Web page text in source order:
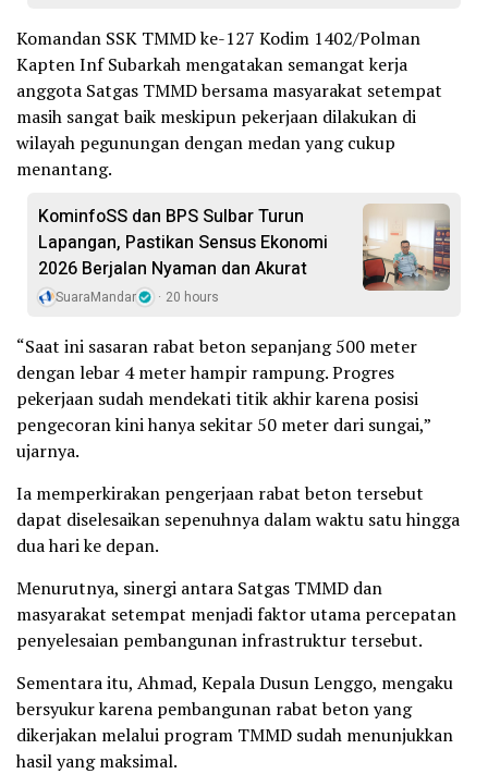
Komandan SSK TMMD ke-127 Kodim 1402/Polman
Kapten Inf Subarkah mengatakan semangat kerja
anggota Satgas TMMD bersama masyarakat setempat
masih sangat baik meskipun pekerjaan dilakukan di
wilayah pegunungan dengan medan yang cukup
menantang.
KominfoSS dan BPS Sulbar Turun
Lapangan, Pastikan Sensus Ekonomi
2026 Berjalan Nyaman dan Akurat
SuaraMandar 20 hours
“Saat ini sasaran rabat beton sepanjang 500 meter
dengan lebar 4 meter hampir rampung. Progres
pekerjaan sudah mendekati titik akhir karena posisi
pengecoran kini hanya sekitar 50 meter dari sungai,”
ujarnya.
Ia memperkirakan pengerjaan rabat beton tersebut
dapat diselesaikan sepenuhnya dalam waktu satu hingga
dua hari ke depan.
Menurutnya, sinergi antara Satgas TMMD dan
masyarakat setempat menjadi faktor utama percepatan
penyelesaian pembangunan infrastruktur tersebut.
Sementara itu, Ahmad, Kepala Dusun Lenggo, mengaku
bersyukur karena pembangunan rabat beton yang
dikerjakan melalui program TMMD sudah menunjukkan
hasil yang maksimal.